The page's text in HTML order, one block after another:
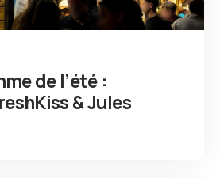
de l’été :
& Jules